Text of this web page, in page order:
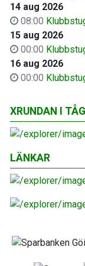
14 aug 2026
08:00
15 aug 2026
00:00
16 aug 2026
00:00
XRUNDAN I
LÄNKAR